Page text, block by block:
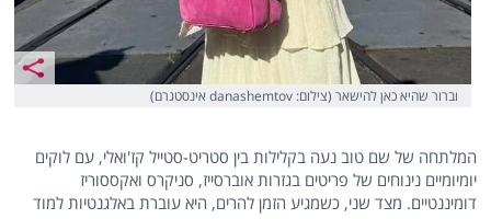
וברור שהיא כאן להישאר (צילום: danashemtov אינסטגרם)
המלתחה של שם טוב נעה בקלילות בין סטריט-סטייל קז'ואלי, עם לוקים
יומיומיים נינוחים של פריטים בגזרות אוברסייז, סניקרס ואקססוריז
דומיננטיים. מצד שני, כשמגיע הזמן להרים, היא עוברת באלגנטיות למוד